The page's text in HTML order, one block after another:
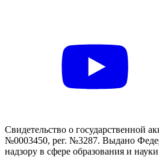
Свидетельство о государственной
№0003450, рег. №3287. Выдано
надзору в сфере образования и